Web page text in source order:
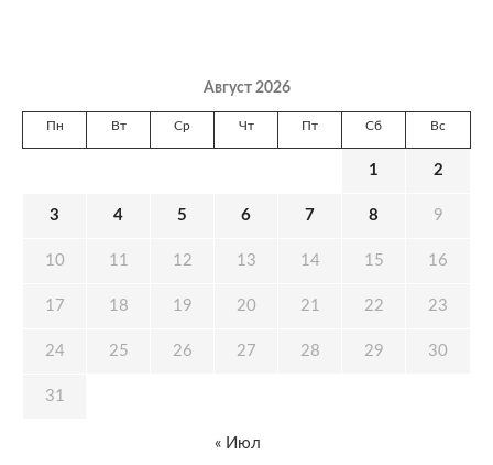
Август 2026
Пн Вт Ср Чт Пт Сб Вс
1 2
3 4 5 6 7 8 9
10 11 12 13 14 15 16
17 18 19 20 21 22 23
24 25 26 27 28 29 30
31
« Июл